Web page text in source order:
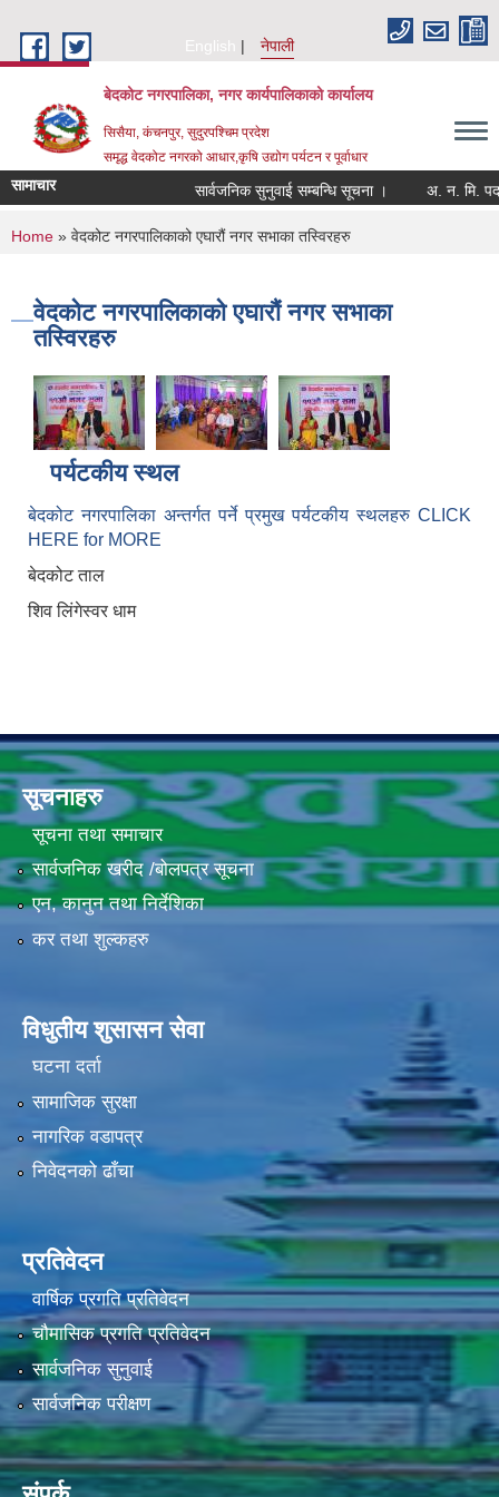
English
नेपाली
बेदकोट नगरपालिका, नगर कार्यपालिकाको कार्यालय
सिसैया, कंचनपुर, सुदुरपश्चिम प्रदेश
समृद्ध वेदकोट नगरको आधार,कृषि उद्योग पर्यटन र पूर्वाधार
सामाचार सार्वजनिक सुनुवाई सम्बन्धि सूचना ।
You are here
Home » वेदकोट नगरपालिकाको एघारौं नगर सभाका तस्विरहरु
वेदकोट नगरपालिकाको एघारौं नगर सभाका
तस्विरहरु
पर्यटकीय स्थल
बेदकोट नगरपालिका अन्तर्गत पर्ने प्रमुख पर्यटकीय स्थलहरु CLICK
HERE for MORE
बेदकोट ताल
शिव लिंगेस्वर धाम
सूचनाहरु
सूचना तथा समाचार
सार्वजनिक खरीद /बोलपत्र सूचना
एन, कानुन तथा निर्देशिका
कर तथा शुल्कहरु
विधुतीय शुसासन सेवा
घटना दर्ता
सामाजिक सुरक्षा
नागरिक वडापत्र
निवेदनको ढाँचा
प्रतिवेदन
वार्षिक प्रगति प्रतिवेदन
चौमासिक प्रगति प्रतिवेदन
सार्वजनिक सुनुवाई
सार्वजनिक परीक्षण